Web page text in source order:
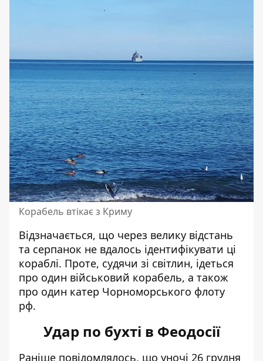
Корабель втікає з Криму
Відзначається, що через велику відстань
та серпанок не вдалось ідентифікувати ці
кораблі. Проте, судячи зі світлин, ідеться
про один військовий корабель, а також
про один катер Чорноморського флоту
рф.
Удар по бухті в Феодосії
Раніше повідомлялось, що уночі 26 грудня